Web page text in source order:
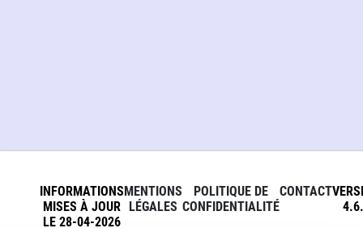
INFORMATIONS
MISES À JOUR
LE 28-04-2026
MENTIONS
LÉGALES
POLITIQUE DE
CONFIDENTIALITÉ
CONTACT